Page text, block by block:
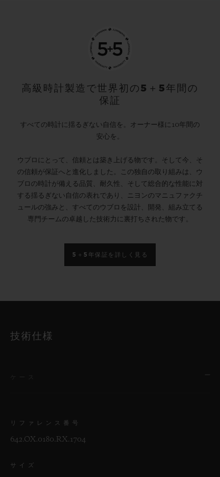
高級時計製造で世界初の5＋5年間の
保証
すべての時計に揺るぎない自信を。オーナー様に10年間の
安心を。
ウブロにとって、信頼とは築き上げる物です。そして今、そ
の信頼が保証へと進化しました。この独自の取り組みは、ウ
ブロの時計が備える品質、耐久性、そして総合的な性能に対
する揺るぎない自信の表れであり、ニヨンのマニュファクチ
ュールの強みと、すべてのウブロを設計、開発、組み立てる
専門チームの卓越した技術力に裏打ちされた物です。
5＋5年保証を詳しく見る
技術仕様
リファレンス番号
642.OX.0180.RX.1704
サイズ